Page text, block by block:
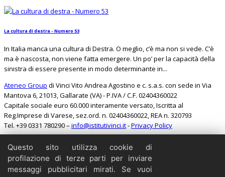
La cultura di destra - Numero 53
In Italia manca una cultura di Destra. O meglio, c’è ma non si vede. C’è
ma è nascosta, non viene fatta emergere. Un po’ per la capacità della
sinistra di essere presente in modo determinante in...
Ateneo Group di Vinci Vito Andrea Agostino e c. s.a.s. con sede in Via
Mantova 6, 21013, Gallarate (VA) - P.IVA / C.F. 02404360022
Capitale sociale euro 60.000 interamente versato, Iscritta al
Reg.Imprese di Varese, sez.ord. n. 02404360022, REA n. 320793
Tel. +39 0331 780290 – info@istitutivinci.it-Privacy Policy
Cerca
Home
Questo sito utilizza cookie di
profilazione di terze parti per inviare
messaggi pubblicitari mirati. Se vuoi